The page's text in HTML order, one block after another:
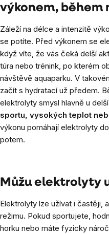
výkonem, během
Záleží na délce a intenzitě
se potíte. Před výkonem se
když víte, že vás čeká delší
túra nebo trénink, po kterém
návštěvě aquaparku. V
začít s hydratací už předem.
elektrolyty smysl hlavně u
sportu, vysokých teplot
výkonu pomáhají elektrolyty
potem.
Můžu elektrolyty
Elektrolyty lze užívat i častěji,
režimu. Pokud sportujete,
horku nebo máte fyzicky